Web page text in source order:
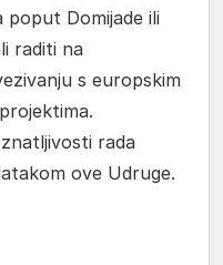
poput Domijade ili
raditi na
s europskim
rada
ove Udruge.